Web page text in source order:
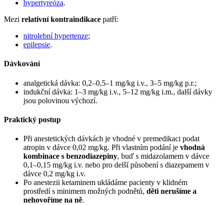
hypertyreóza.
Mezi relativní kontraindikace patří:
nitrolební hypertenze;
epilepsie.
Dávkování
analgetická dávka: 0,2–0,5–1 mg/kg i.v., 3–5 mg/kg p.r.;
indukční dávka: 1–3 mg/kg i.v., 5–12 mg/kg i.m., další dávky
jsou polovinou výchozí.
Praktický postup
Při anestetických dávkách je vhodné v premedikaci podat
atropin v dávce 0,02 mg/kg. Při vlastním podání je vhodná
kombinace s benzodiazepiny, buď s midazolamem v dávce
0,1–0,15 mg/kg i.v. nebo pro delší působení s diazepamem v
dávce 0,2 mg/kg i.v.
Po anestezii ketaminem ukládáme pacienty v klidném
prostředí s minimem možných podnětů, děti nerušíme a
nehovoříme na ně.